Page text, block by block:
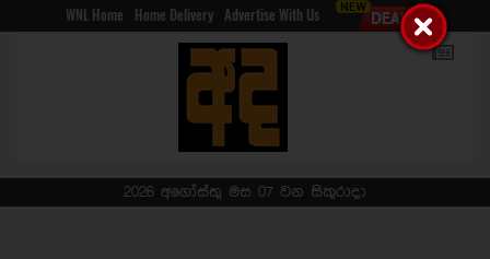
WNL Home Home Delivery Advertise With Us
2026 අගෝස්තු මස 07 වන සිකුරාදා